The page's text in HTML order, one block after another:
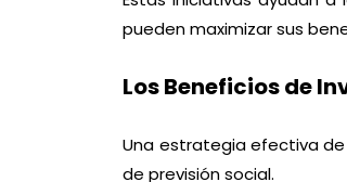
pueden maximizar sus
Los Beneficios de
Una estrategia efectiva
de previsión social.